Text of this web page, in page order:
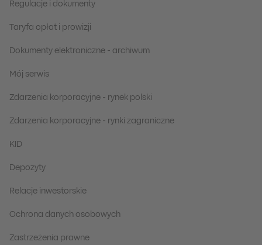
Regulacje i dokumenty
Taryfa opłat i prowizji
Dokumenty elektroniczne - archiwum
Mój serwis
Zdarzenia korporacyjne - rynek polski
Zdarzenia korporacyjne - rynki zagraniczne
KID
Depozyty
Relacje inwestorskie
Ochrona danych osobowych
Zastrzeżenia prawne